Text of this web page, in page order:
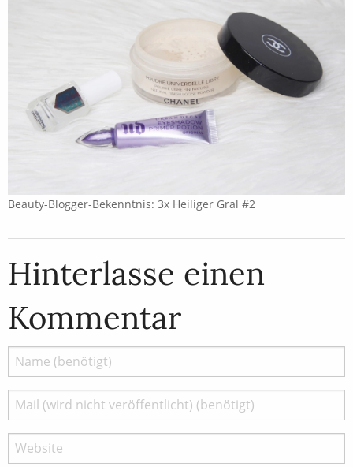
Beauty-Blogger-Bekenntnis: 3x Heiliger Gral #2
Hinterlasse einen
Kommentar